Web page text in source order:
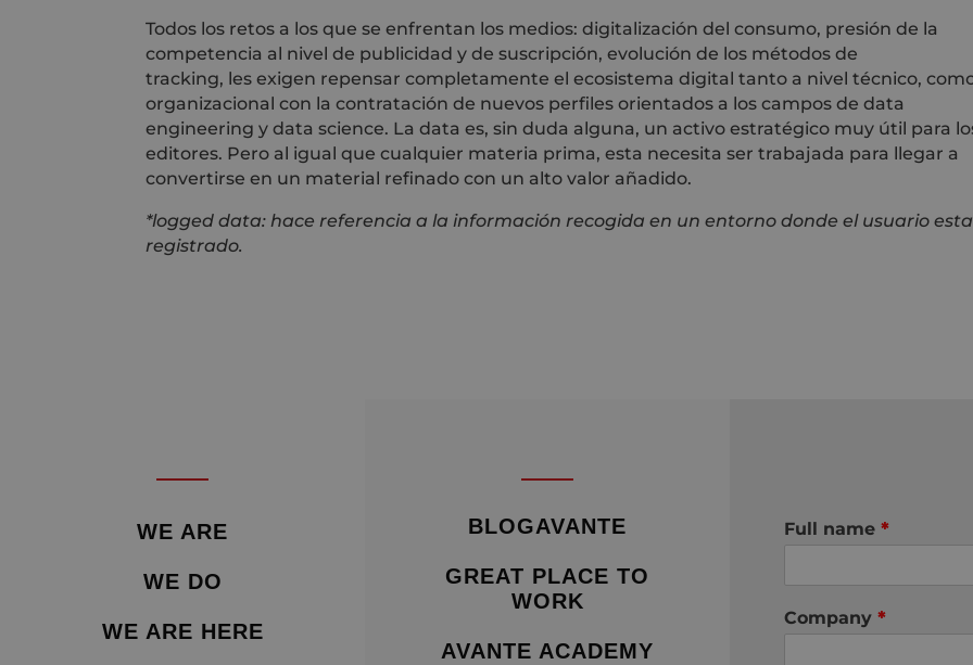
Todos los retos a los que se enfrentan los medios: digitalización del consumo, presión de la
competencia al nivel de publicidad y de suscripción, evolución de los métodos de
tracking, les exigen repensar completamente el ecosistema digital tanto a nivel técnico,
organizacional con la contratación de nuevos perfiles orientados a los campos de data
engineering y data science. La data es, sin duda alguna, un activo estratégico muy útil para
editores. Pero al igual que cualquier materia prima, esta necesita ser trabajada para llegar a
convertirse en un material refinado con un alto valor añadido.
*logged data: hace referencia a la información recogida en un entorno donde el usuario esta
registrado.
WE ARE
WE DO
WE ARE HERE
BLOGAVANTE
GREAT PLACE TO
WORK
AVANTE ACADEMY
Full name *
Company *